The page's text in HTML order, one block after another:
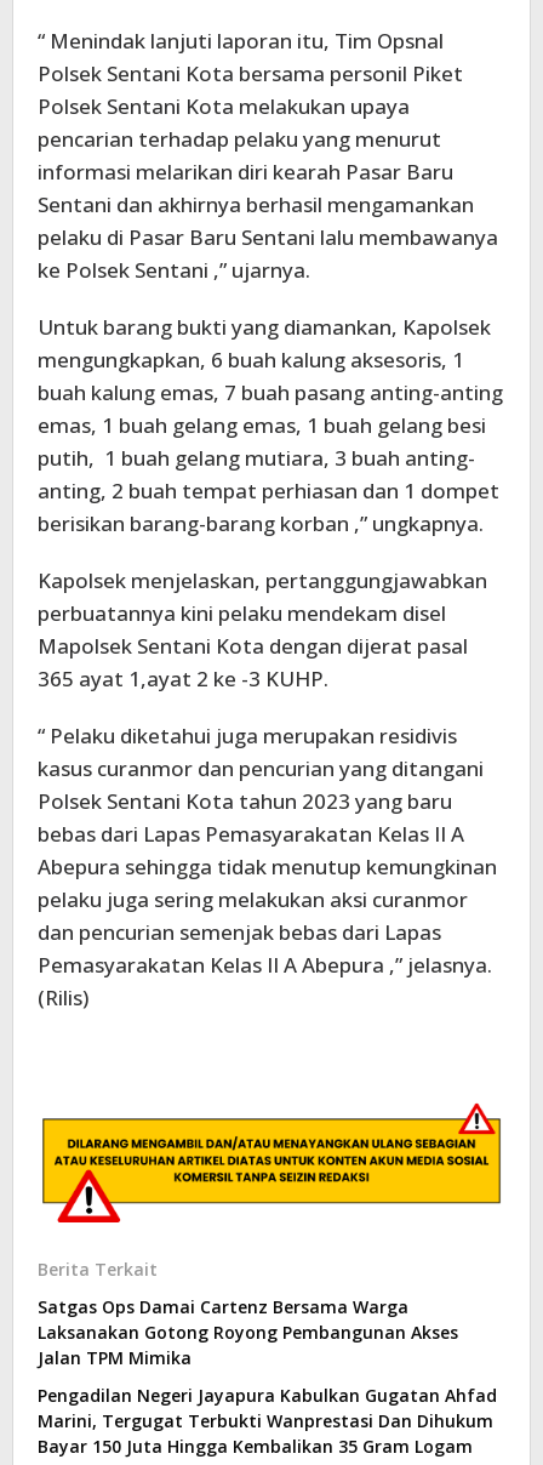
“ Menindak lanjuti laporan itu, Tim Opsnal
Polsek Sentani Kota bersama personil Piket
Polsek Sentani Kota melakukan upaya
pencarian terhadap pelaku yang menurut
informasi melarikan diri kearah Pasar Baru
Sentani dan akhirnya berhasil mengamankan
pelaku di Pasar Baru Sentani lalu membawanya
ke Polsek Sentani ,” ujarnya.
Untuk barang bukti yang diamankan, Kapolsek
mengungkapkan, 6 buah kalung aksesoris, 1
buah kalung emas, 7 buah pasang anting-anting
emas, 1 buah gelang emas, 1 buah gelang besi
putih, 1 buah gelang mutiara, 3 buah anting-
anting, 2 buah tempat perhiasan dan 1 dompet
berisikan barang-barang korban ,” ungkapnya.
Kapolsek menjelaskan, pertanggungjawabkan
perbuatannya kini pelaku mendekam disel
Mapolsek Sentani Kota dengan dijerat pasal
365 ayat 1,ayat 2 ke -3 KUHP.
“ Pelaku diketahui juga merupakan residivis
kasus curanmor dan pencurian yang ditangani
Polsek Sentani Kota tahun 2023 yang baru
bebas dari Lapas Pemasyarakatan Kelas II A
Abepura sehingga tidak menutup kemungkinan
pelaku juga sering melakukan aksi curanmor
dan pencurian semenjak bebas dari Lapas
Pemasyarakatan Kelas II A Abepura ,” jelasnya.
(Rilis)
Berita Terkait
Satgas Ops Damai Cartenz Bersama Warga
Laksanakan Gotong Royong Pembangunan Akses
Jalan TPM Mimika
Pengadilan Negeri Jayapura Kabulkan Gugatan Ahfad
Marini, Tergugat Terbukti Wanprestasi Dan Dihukum
Bayar 150 Juta Hingga Kembalikan 35 Gram Logam